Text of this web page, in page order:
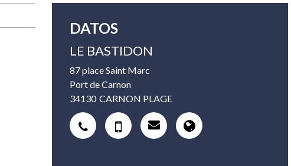
DATOS
LE BASTIDON
87 place Saint Marc
Port de Carnon
34130 CARNON PLAGE